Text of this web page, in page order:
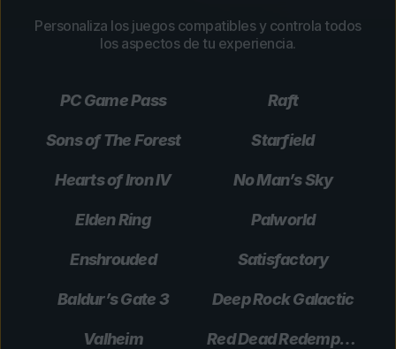
Personaliza los juegos compatibles y controla todos
los aspectos de tu experiencia.
PC Game Pass Raft
Sons of The Forest Starfield
Hearts of Iron IV No Man’s Sky
Elden Ring Palworld
Enshrouded Satisfactory
Baldur’s Gate 3 Deep Rock Galactic
Valheim Red Dead Redemption 2